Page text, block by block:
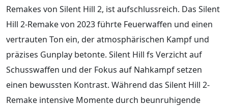
Remakes von Silent Hill 2, ist aufschlussreich. Das Silent
Hill 2-Remake von 2023 führte Feuerwaffen und einen
vertrauten Ton ein, der atmosphärischen Kampf und
präzises Gunplay betonte. Silent Hill fs Verzicht auf
Schusswaffen und der Fokus auf Nahkampf setzen
einen bewussten Kontrast. Während das Silent Hill 2-
Remake intensive Momente durch beunruhigende